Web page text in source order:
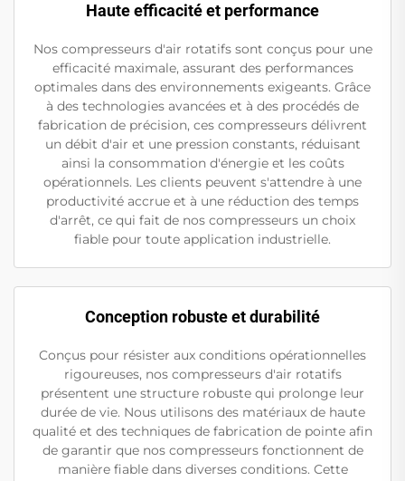
Haute efficacité et performance
Nos compresseurs d'air rotatifs sont conçus pour une
efficacité maximale, assurant des performances
optimales dans des environnements exigeants. Grâce
à des technologies avancées et à des procédés de
fabrication de précision, ces compresseurs délivrent
un débit d'air et une pression constants, réduisant
ainsi la consommation d'énergie et les coûts
opérationnels. Les clients peuvent s'attendre à une
productivité accrue et à une réduction des temps
d'arrêt, ce qui fait de nos compresseurs un choix
fiable pour toute application industrielle.
Conception robuste et durabilité
Conçus pour résister aux conditions opérationnelles
rigoureuses, nos compresseurs d'air rotatifs
présentent une structure robuste qui prolonge leur
durée de vie. Nous utilisons des matériaux de haute
qualité et des techniques de fabrication de pointe afin
de garantir que nos compresseurs fonctionnent de
manière fiable dans diverses conditions. Cette